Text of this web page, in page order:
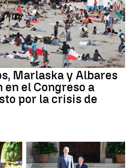
Marlaska y Albares
el Congreso a
por la crisis de